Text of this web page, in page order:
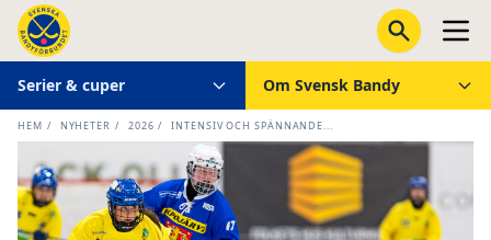
Serier & cuper Om Svensk Bandy
HEM / NYHETER / 2026 / INTENSIV OCH SPÄNNANDE...